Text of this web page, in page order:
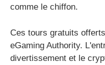
comme le chiffon.
Ces tours gratuits
eGaming Authority.
divertissement et le